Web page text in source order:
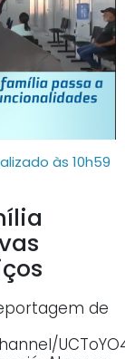
às 10h59
de